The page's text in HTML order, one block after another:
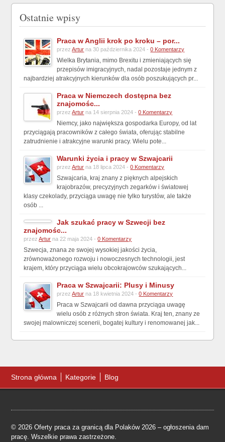
Ostatnie wpisy
Praca w Anglii krok po kroku – por...
przezArtur na 30 października 2024 -0 Komentarzy
Wielka Brytania, mimo Brexitu i zmieniających się
przepisów imigracyjnych, nadal pozostaje jednym z
najbardziej atrakcyjnych kierunków dla osób poszukujących pr...
Praca w Niemczech dostępna bez
znajomośc...
przezArtur na 14 sierpnia 2024 -0 Komentarzy
Niemcy, jako największa gospodarka Europy, od lat
przyciągają pracowników z całego świata, oferując stabilne
zatrudnienie i atrakcyjne warunki pracy. Wielu pote...
Warunki życia i pracy w Szwajcarii
przezArtur na 18 lipca 2024 -0 Komentarzy
Szwajcaria, kraj znany z pięknych alpejskich
krajobrazów, precyzyjnych zegarków i światowej
klasy czekolady, przyciąga uwagę nie tylko turystów, ale także
osób ...
Jak szukać pracy w Szwecji bez
znajomośc...
przezArtur na 22 maja 2024 -0 Komentarzy
Szwecja, znana ze swojej wysokiej jakości życia,
zrównoważonego rozwoju i nowoczesnych technologii, jest
krajem, który przyciąga wielu obcokrajowców szukających...
Praca w Szwajcarii: Plusy i Minusy
przezArtur na 18 kwietnia 2024 -0 Komentarzy
Praca w Szwajcarii od dawna przyciąga uwagę
wielu osób z różnych stron świata. Kraj ten, znany ze
swojej malowniczej scenerii, bogatej kultury i renomowanej jak...
Strona główna Kategorie Blog
© 2026 Oferty praca za granicą dla Polaków 2026 – ogłoszenia dam
pracę. Wszelkie prawa zastrzeżone.